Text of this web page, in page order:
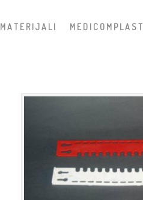
M A T E R I J A L I M E D I C O M P L A S T